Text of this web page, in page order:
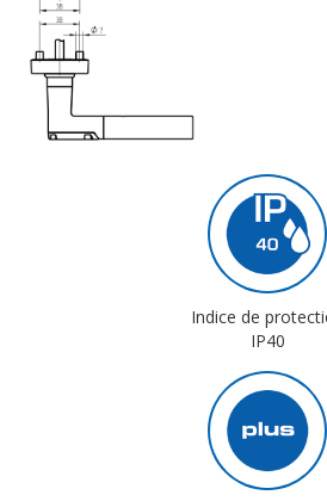
Indice de
IP40